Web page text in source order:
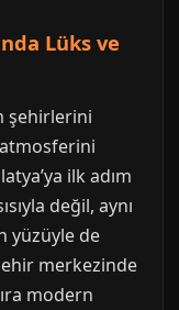
Lüks ve
şehirlerini
ilk adım
değil, aynı
yüzüyle de
merkezinde
modern